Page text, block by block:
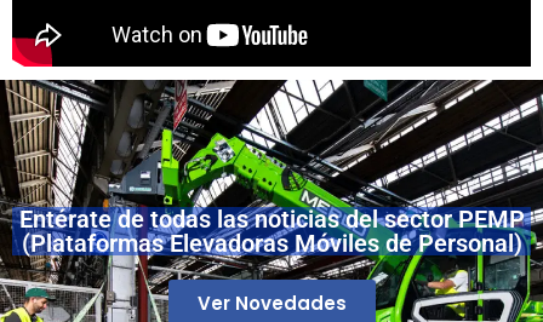
Entérate de todas las noticias del sector PEMP
(Plataformas Elevadoras Móviles de Personal)
Ver Novedades